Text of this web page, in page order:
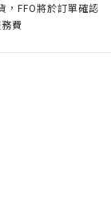
，FFO將於訂單確認
費